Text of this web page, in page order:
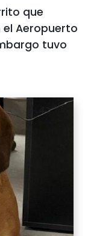
que
Aeropuerto
tuvo